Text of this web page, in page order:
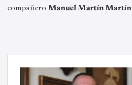
compañero Manuel Martín Martín